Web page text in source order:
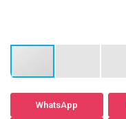
WhatsApp